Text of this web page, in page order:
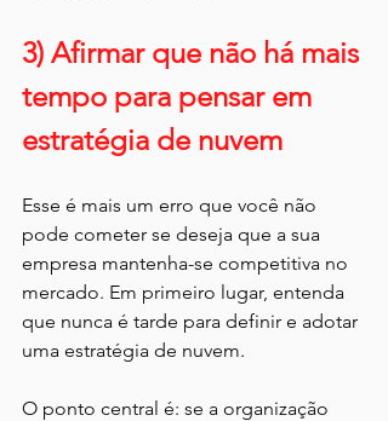
3) Afirmar que não há mais
tempo para pensar em
estratégia de nuvem
Esse é mais um erro que você não
pode cometer se deseja que a sua
empresa mantenha-se competitiva no
mercado. Em primeiro lugar, entenda
que nunca é tarde para definir e adotar
uma estratégia de nuvem.
O ponto central é: se a organização